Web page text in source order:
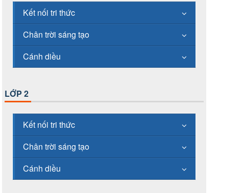
Kết nối tri thức
Chân trời sáng tạo
Cánh diều
LỚP 2
Kết nối tri thức
Chân trời sáng tạo
Cánh diều